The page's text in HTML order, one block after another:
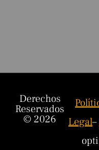
Derechos
Reservados
© 2026
Legal–